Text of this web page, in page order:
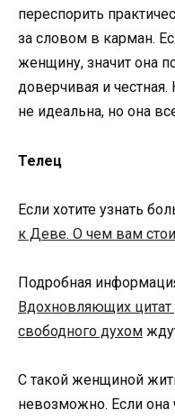
переспорить
за словом в карман.
женщину, значит она
доверчивая и
не идеальна, но она
Телец
Если хотите узнать
к Деве. О чем вам
Подробная
Вдохновляющих цитат
свободного духом
С такой женщиной
невозможно. Если она